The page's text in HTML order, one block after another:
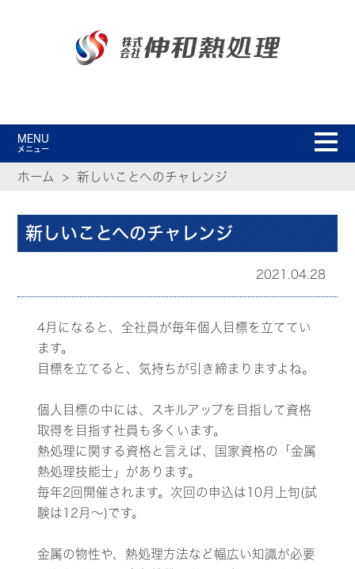
MENU
メニュー
ホーム 新しいことへのチャレンジ
新しいことへのチャレンジ
2021.04.28
4月になると、全社員が毎年個人目標を立ててい
ます。
目標を立てると、気持ちが引き締まりますよね。
個人目標の中には、スキルアップを目指して資格
取得を目指す社員も多くいます。
熱処理に関する資格と言えば、国家資格の「金属
熱処理技能士」があります。
毎年2回開催されます。次回の申込は10月上旬(試
験は12月〜)です。
金属の物性や、熱処理方法など幅広い知識が必要